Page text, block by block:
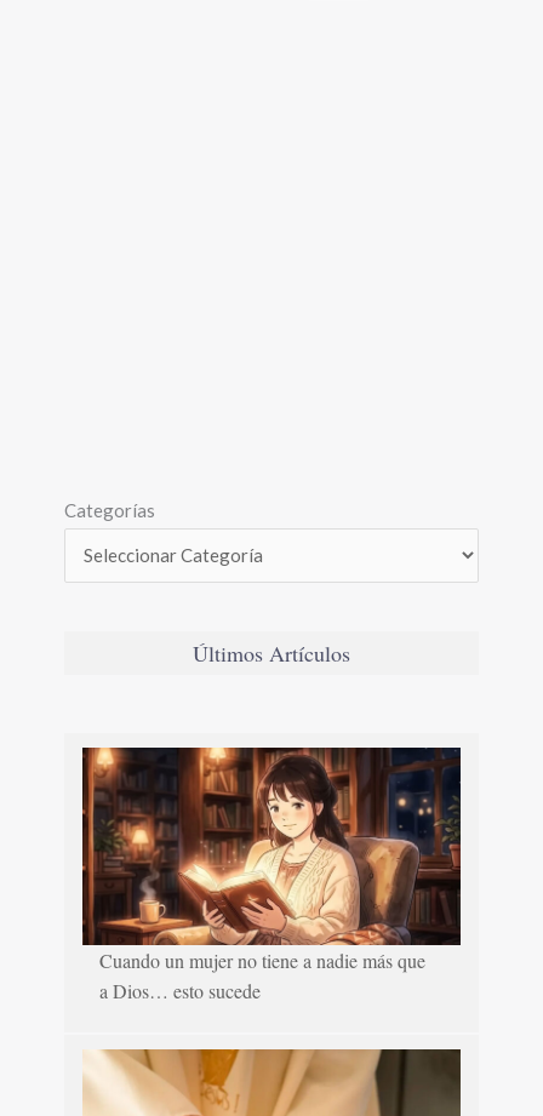
Categorías
Últimos Artículos
Cuando un mujer no tiene a nadie más que
a Dios… esto sucede